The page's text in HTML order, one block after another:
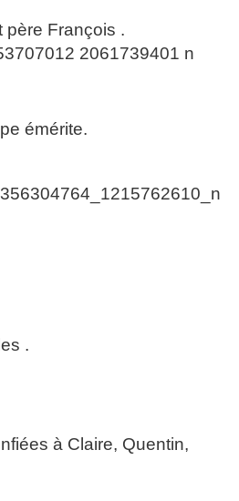
père François .
émérite.
.
à Claire, Quentin,